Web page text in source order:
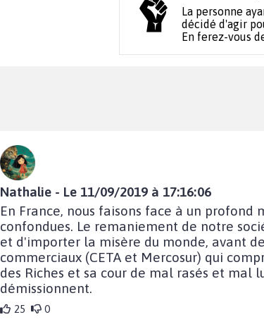
La personne
décidé d'agir
En ferez-vous
Nathalie - Le 11/09/2019 à 17:16:06
En France, nous faisons face à un
confondues. Le remaniement de notre
et d'importer la misère du monde, avant
commerciaux (CETA et Mercosur) qui
des Riches et sa cour de mal rasés et mal
démissionnent.
25 0